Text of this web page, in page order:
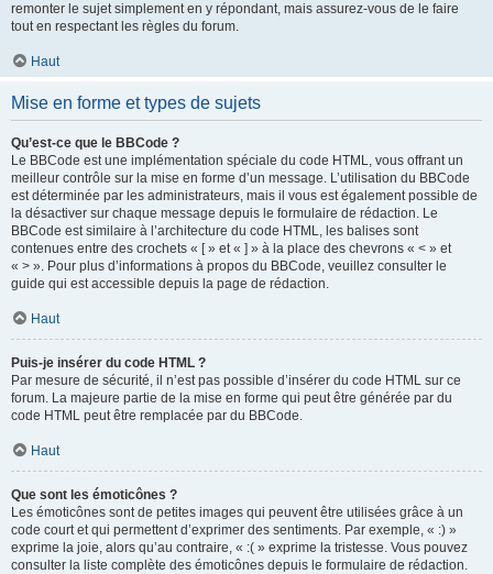
remonter le sujet simplement en y répondant, mais assurez-vous de le faire
tout en respectant les règles du forum.
Haut
Mise en forme et types de sujets
Qu’est-ce que le BBCode ?
Le BBCode est une implémentation spéciale du code HTML, vous offrant un
meilleur contrôle sur la mise en forme d’un message. L’utilisation du BBCode
est déterminée par les administrateurs, mais il vous est également possible de
la désactiver sur chaque message depuis le formulaire de rédaction. Le
BBCode est similaire à l’architecture du code HTML, les balises sont
contenues entre des crochets « [ » et « ] » à la place des chevrons « < » et
« > ». Pour plus d’informations à propos du BBCode, veuillez consulter le
guide qui est accessible depuis la page de rédaction.
Haut
Puis-je insérer du code HTML ?
Par mesure de sécurité, il n’est pas possible d’insérer du code HTML sur ce
forum. La majeure partie de la mise en forme qui peut être générée par du
code HTML peut être remplacée par du BBCode.
Haut
Que sont les émoticônes ?
Les émoticônes sont de petites images qui peuvent être utilisées grâce à un
code court et qui permettent d’exprimer des sentiments. Par exemple, « :) »
exprime la joie, alors qu’au contraire, « :( » exprime la tristesse. Vous pouvez
consulter la liste complète des émoticônes depuis le formulaire de rédaction.